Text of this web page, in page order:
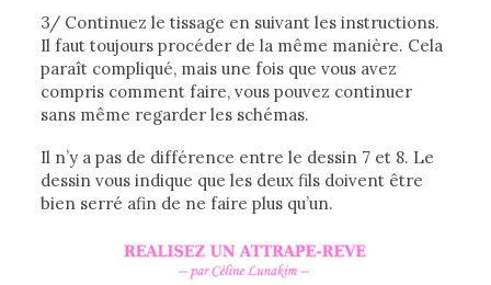
3/ Continuez le tissage en suivant les instructions.
Il faut toujours procéder de la même manière. Cela
paraît compliqué, mais une fois que vous avez
compris comment faire, vous pouvez continuer
sans même regarder les schémas.
Il n’y a pas de différence entre le dessin 7 et 8. Le
dessin vous indique que les deux fils doivent être
bien serré afin de ne faire plus qu’un.